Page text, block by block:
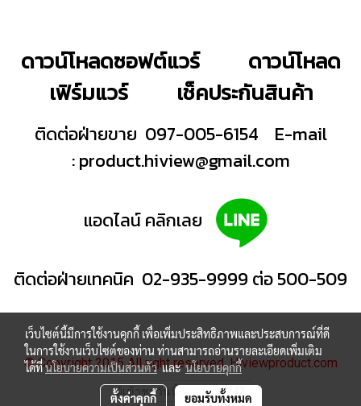
ดาวน์โหลดซอฟต์แวร์
ดาวน์โหลด
เฟิร์มแวร์
เช็คประกันสินค้า
ติดต่อฝ่ายขาย 097-005-6154
E-mail
:product.hiview@gmail.com
แอดไลน์ คลิกเลย
ติดต่อฝ่ายเทคนิค 02-935-9999 ต่อ 500-509
© Copyright 2015 All right reserved. Hiviewproduct.com
ผู้เข้าชมวันนี้
1,747
เว็บไซต์นี้มีการใช้งานคุกกี้ เพื่อเพิ่มประสิทธิภาพและประสบการณ์ที่ดี
ในการใช้งานเว็บไซต์ของท่าน ท่านสามารถอ่านรายละเอียดเพิ่มเติม
ได้ที่นโยบายความเป็นส่วนตัวและนโยบายคุกกี้
ตั้งค่าคุกกี้ ยอมรับทั้งหมด